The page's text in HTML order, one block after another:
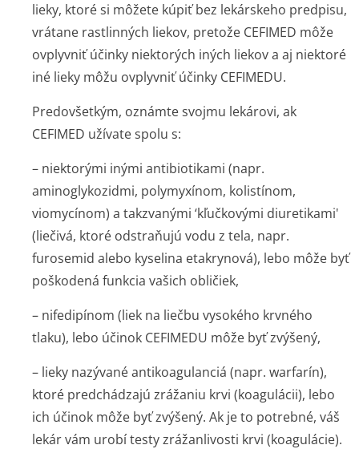
lieky, ktoré si môžete kúpiť bez lekárskeho predpisu,
vrátane rastlinných liekov, pretože CEFIMED môže
ovplyvniť účinky niektorých iných liekov a aj niektoré
iné lieky môžu ovplyvniť účinky CEFIMEDU.
Predovšetkým, oznámte svojmu lekárovi, ak
CEFIMED užívate spolu s:
– niektorými inými antibiotikami (napr.
aminoglykozidmi, polymyxínom, kolistínom,
viomycínom) a takzvanými ‘kľučkovými diuretikami'
(liečivá, ktoré odstraňujú vodu z tela, napr.
furosemid alebo kyselina etakrynová), lebo môže byť
poškodená funkcia vašich obličiek,
– nifedipínom (liek na liečbu vysokého krvného
tlaku), lebo účinok CEFIMEDU môže byť zvýšený,
– lieky nazývané antikoagulanciá (napr. warfarín),
ktoré predchádzajú zrážaniu krvi (koagulácii), lebo
ich účinok môže byť zvýšený. Ak je to potrebné, váš
lekár vám urobí testy zrážanlivosti krvi (koagulácie).